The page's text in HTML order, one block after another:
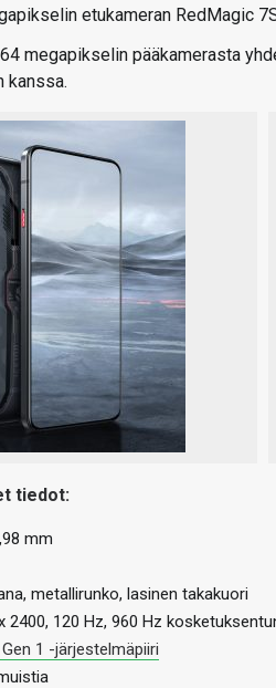
etukameran RedMagic
megapikselin pääkamerasta
kanssa.
tiedot:
mm
metallirunko, lasinen takakuori
2400, 120 Hz, 960 Hz
1 -järjestelmäpiiri